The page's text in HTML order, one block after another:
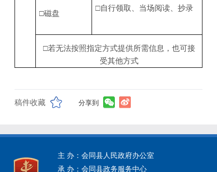
□磁盘
□自行领取、当场阅读、抄录
□若无法按照指定方式提供所需信息，也可接
受其他方式
稿件收藏 分享到
主 办：会同县人民政府办公室
承 办：会同县政务服务中心